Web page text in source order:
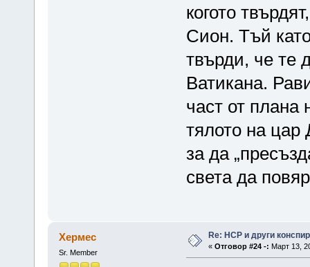
когото
Сион. Тъй
твърди, че те
Ватикана.
част от
тялото на цар
за да
света да
Хермес
Sr. Member
Re: НСР и други
« Отговор #24 -: Март 13,